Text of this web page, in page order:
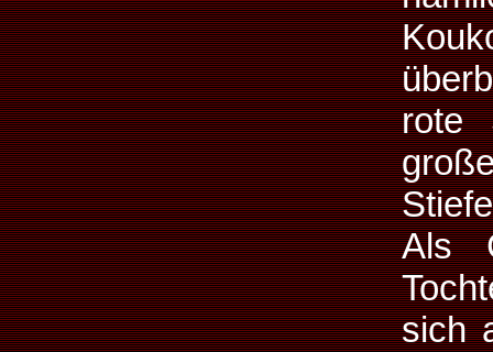
rote
Als
sich